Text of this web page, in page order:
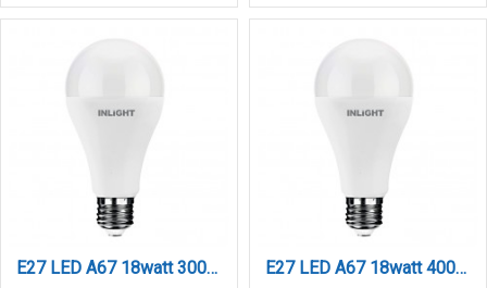
E27 LED A67 18watt 3000Κ Θερμό Λευκό (7.27.18.04.1) E27 LED A67 18watt 4000Κ Φυσικό Λευκό (7.27.18.04.2)